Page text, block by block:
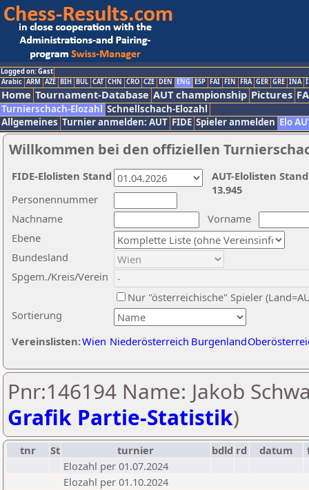
Logged on: Gast
Arabic ARM AZE BIH BUL CAT CHN CRO CZE DEN ENG ESP FAI FIN FRA GER GRE INA
Home Tournament-Database AUT championship Pictures
Turnierschach-Elozahl Schnellschach-Elozahl
Allgemeines Turnier anmelden: AUT FIDE Spieler anmelden Elo
Willkommen bei den offiziellen
Nachname
Vorname
Ebene
Sortierung
Personennummer
Bundesland
Spgem./Kreis/Verein
Nur "österreichische" Spieler
Vereinslisten:Wien Niederösterreich Burgenland
AUT-Elolisten
13.945
FIDE-Elolisten Stand
Pnr:146194 Name: Jakob
Grafik Partie-Statistik)
tnr St turnier bdld rd datum
Elozahl per 01.07.2024
Elozahl per 01.10.2024